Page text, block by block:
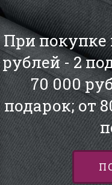
При покупке
рублей - 2
70 000
подарок; от